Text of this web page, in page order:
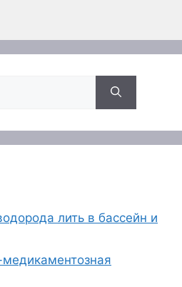
лить в бассейн и